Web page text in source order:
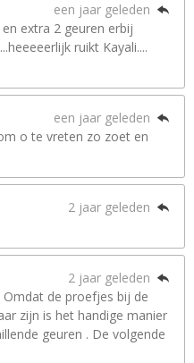
een jaar geleden
extra 2 geuren erbij
ruikt Kayali....
een jaar geleden
o te vreten zo zoet en
2 jaar geleden
2 jaar geleden
de proefjes bij de
zijn is het handige manier
geuren . De volgende